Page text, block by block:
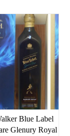
Blue Label
Glenury Royal